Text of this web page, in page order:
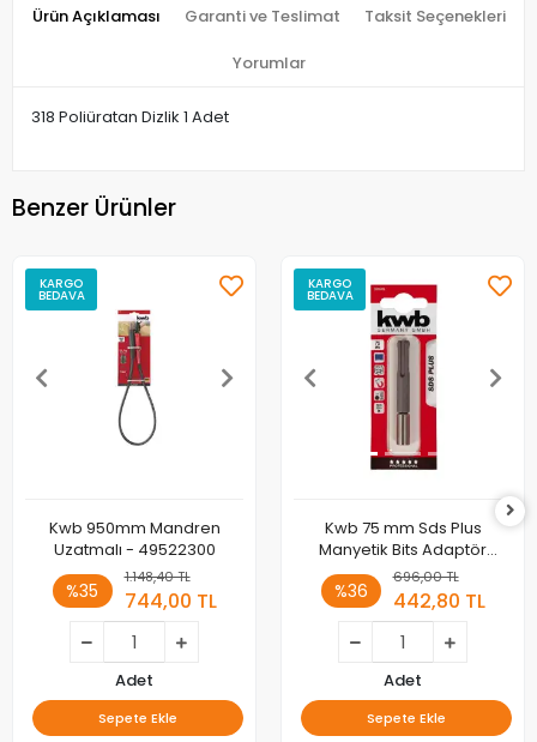
Ürün Açıklaması Garanti ve Teslimat Taksit Seçenekleri
Yorumlar
318 Poliüratan Dizlik 1 Adet
Benzer Ürünler
KARGO
BEDAVA
Kwb 950mm Mandren
Uzatmalı - 49522300
%35
1.148,40 TL
744,00 TL
Adet
Sepete Ekle
KARGO
BEDAVA
Kwb 75 mm Sds Plus
Manyetik Bits Adaptör
49100600
%36
696,00 TL
442,80 TL
Adet
Sepete Ekle